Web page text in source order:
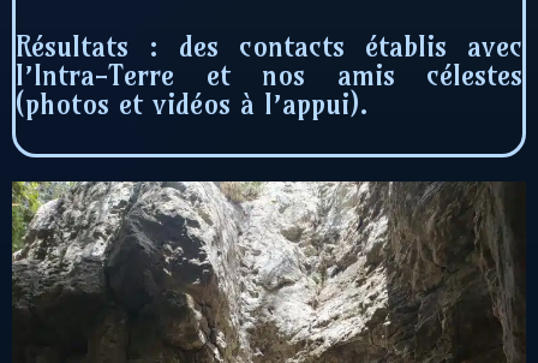
Résultats : des contacts établis avec
l’Intra-Terre et nos amis célestes
(photos et vidéos à l’appui).